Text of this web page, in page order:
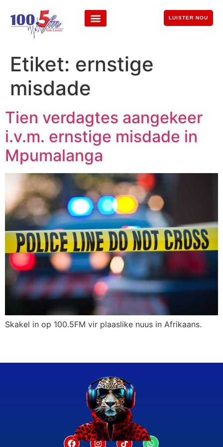
LUISTER NOU
Etiket: ernstige
misdade
Tien verdagtes aangekeer
i.v.m. ernstige misdade in
Mpumalanga
Skakel in op 100.5FM vir plaaslike nuus in Afrikaans.